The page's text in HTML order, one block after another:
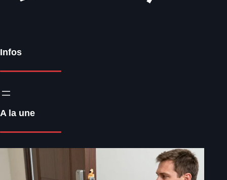
Infos
A la une